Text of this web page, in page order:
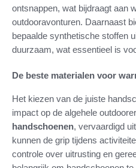
ontsnappen, wat bijdraagt aan
outdooravonturen. Daarnaast
bepaalde synthetische stoffen
duurzaam, wat essentieel is
De beste materialen voor
Het kiezen van de juiste
impact op de algehele
handschoenen, vervaardigd
kunnen de grip tijdens
controle over uitrusting en